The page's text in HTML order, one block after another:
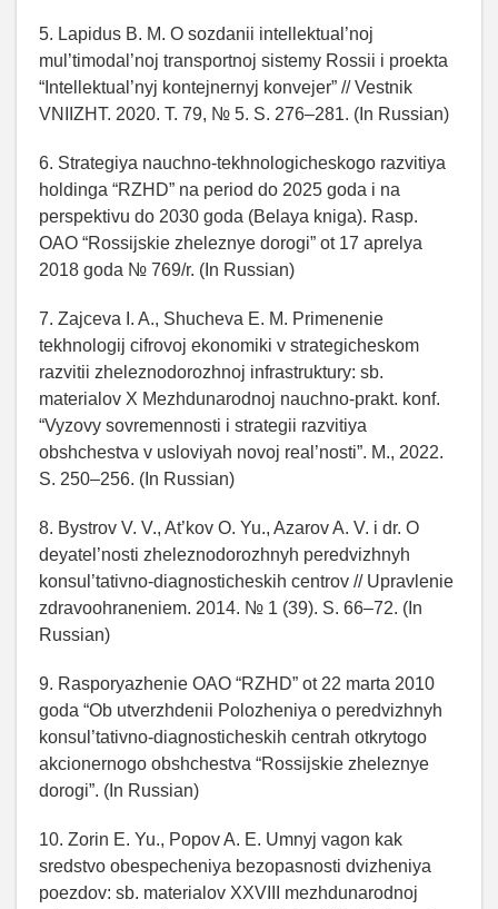
5. Lapidus B. M. O sozdanii intellektual’noj
mul’timodal’noj transportnoj sistemy Rossii i proekta
“Intellektual’nyj kontejnernyj konvejer” // Vestnik
VNIIZHT. 2020. T. 79, № 5. S. 276–281. (In Russian)
6. Strategiya nauchno-tekhnologicheskogo razvitiya
holdinga “RZHD” na period do 2025 goda i na
perspektivu do 2030 goda (Belaya kniga). Rasp.
OAO “Rossijskie zheleznye dorogi” ot 17 aprelya
2018 goda № 769/r. (In Russian)
7. Zajceva I. A., Shucheva E. M. Primenenie
tekhnologij cifrovoj ekonomiki v strategicheskom
razvitii zheleznodorozhnoj infrastruktury: sb.
materialov X Mezhdunarodnoj nauchno-prakt. konf.
“Vyzovy sovremennosti i strategii razvitiya
obshchestva v usloviyah novoj real’nosti”. M., 2022.
S. 250–256. (In Russian)
8. Bystrov V. V., At’kov O. Yu., Azarov A. V. i dr. O
deyatel’nosti zheleznodorozhnyh peredvizhnyh
konsul’tativno-diagnosticheskih centrov // Upravlenie
zdravoohraneniem. 2014. № 1 (39). S. 66–72. (In
Russian)
9. Rasporyazhenie OAO “RZHD” ot 22 marta 2010
goda “Ob utverzhdenii Polozheniya o peredvizhnyh
konsul’tativno-diagnosticheskih centrah otkrytogo
akcionernogo obshchestva “Rossijskie zheleznye
dorogi”. (In Russian)
10. Zorin E. Yu., Popov A. E. Umnyj vagon kak
sredstvo obespecheniya bezopasnosti dvizheniya
poezdov: sb. materialov XXVIII mezhdunarodnoj